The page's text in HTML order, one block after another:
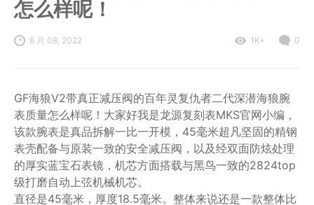
怎么样呢！
6 月 08, 2022 1K+ 0
GF海狼V2带真正减压阀的百年灵复仇者二代深潜海狼腕
表质量怎么样呢！大家好我是龙源复刻表MKS官网小编，
该款腕表是真品拆解一比一开模，45毫米超凡坚固的精钢
表壳配备与原装一致的安全减压阀，以及经双面防炫处理
的厚实蓝宝石表镜，机芯方面搭载与黑鸟一致的2824top
级打磨自动上弦机械机芯。
直径是45毫米，厚度18.5毫米。整体来说还是一款整体比